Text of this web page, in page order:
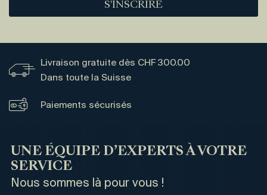
S'INSCRIRE
Livraison gratuite dès CHF 300.00
Dans toute la Suisse
Paiements sécurisés
UNE ÉQUIPE D’EXPERTS À VOTRE
SERVICE
Nous sommes là pour vous !